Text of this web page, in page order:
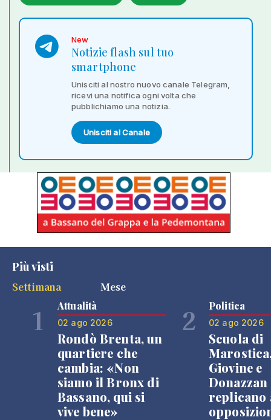
New
Notizie flash sul tuo
smartphone
Unisciti al nostro nuovo canale Telegram,
ricevi una notifica ogni volta che
pubblichiamo una notizia.
Unisciti al Canale
Più visti
Settimana
Mese
1 Attualità
02 ago 2026
Rondò Brenta, un
quartiere che
cambia: «Non
siamo il Bronx di
Bassano, qui si
vive bene»
2 Politica
02 ago 2026
Scuola di
Giovine e
Donazzan
replicano